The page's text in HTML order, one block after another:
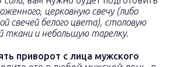
церковную свечу (либо
свечей белого цвета), столовую
ткани и небольшую тарелку.
приворот с лица мужского